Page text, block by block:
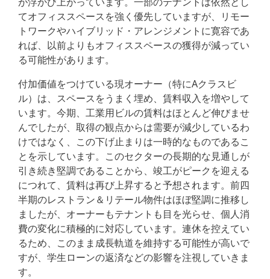
てオフィススペースを強く優先していますが、リモー
トワークやハイブリッド・アレンジメントに寛容であ
れば、以前よりもオフィススペースの獲得が減ってい
る可能性があります。
付加価値をつけている現オーナー（特にAクラスビ
ル）は、スペースをうまく埋め、賃料収入を増やして
います。今期、工業用ビルの賃料はほとんど伸びませ
んでしたが、取得の観点からは需要が減少しているわ
けではなく、この下げ止まりは一時的なものであるこ
とを示しています。このセクターの長期的な見通しが
引き続き堅調であることから、竣工がピークを迎える
につれて、賃料は再び上昇すると予想されます。前四
半期のレストラン＆リテール物件はほぼ堅調に推移し
ましたが、オーナーもテナントも目を光らせ、個人消
費の変化に積極的に対応しています。連休を控えてい
るため、このまま成長軌道を維持する可能性が高いで
すが、学生ローンの返済などの影響を注視していきま
す。